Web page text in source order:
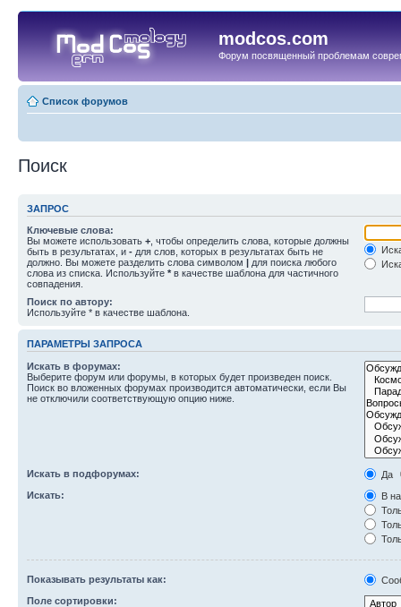
modcos.com
Форум посвященный проблемам
Список форумов
Поиск
ЗАПРОС
Ключевые слова:
Вы можете использовать + , чтобы определить слова, которые должны
быть в результатах, и - для слов, которых в результатах быть не
должно. Вы можете разделить слова символом | для поиска любого
слова из списка. Используйте * в качестве шаблона для частичного
совпадения.
Поиск по автору:
Используйте * в качестве шаблона.
ПАРАМЕТРЫ ЗАПРОСА
Искать в форумах:
Выберите форум или форумы, в которых будет произведен поиск.
Поиск во вложенных форумах производится автоматически, если Вы
не отключили соответствующую опцию ниже.
Искать в подфорумах:
Да
Искать:
В
Показывать результаты как:
Поле сортировки: